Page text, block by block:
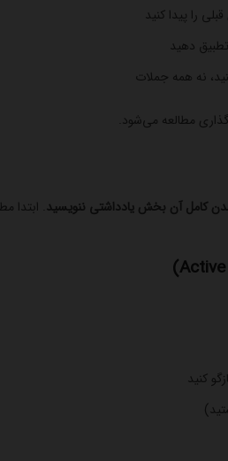
را پیدا کنید
دهید
نه همه جملات
مطالعه می‌شود.
کامل آن بخش یادداشتی ننویسید .
کنید